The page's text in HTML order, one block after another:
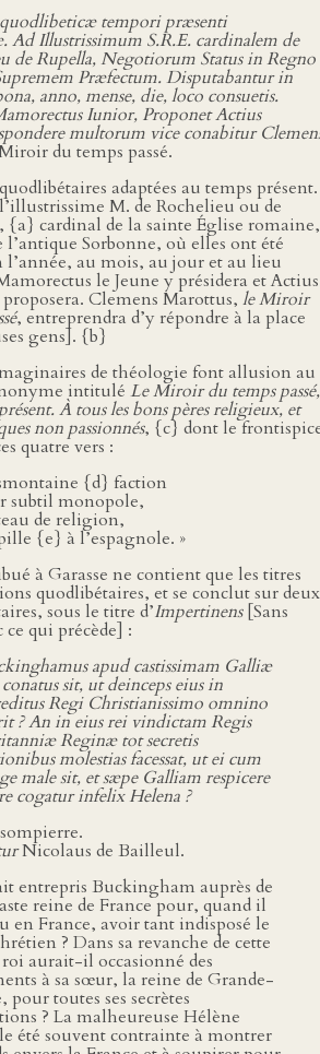
tempori præsenti
Ad Illustrissimum S.R.E. cardinalem de
de Rupella, Negotiorum Status in Regno
Præfectum. Disputabantur in
anno, mense, die, loco consuetis.
Iunior, Proponet Actius
multorum vice conabitur
du temps passé.
adaptées au temps présent.
l’illustrissime M. de Rochelieu ou de
{a} cardinal de la sainte Église romaine,
l’antique Sorbonne, où elles ont été
l’année, au mois, au jour et au lieu
le Jeune y présidera et Actius
proposera. Clemens Marottus, le Miroir
, entreprendra d’y répondre à la place
gens]. {b}
de théologie font allusion au
intitulé Le Miroir du temps passé,
À tous les bons pères religieux, et
non passionnés, {c} dont le
quatre vers :
{d} faction
subtil monopole,
de religion,
{e} à l’espagnole. »
à Garasse ne contient que les titres
quodlibétaires, et se conclut sur deux
sous le titre d’Impertinens[Sans
ce qui précède] :
apud castissimam Galliæ
sit, ut deinceps eius in
Regi Christianissimo omnino
? An in eius rei vindictam Regis
Reginæ tot secretis
molestias facessat, ut ei cum
male sit, et sæpe Galliam respicere
cogatur infelix Helena ?
Nicolaus de Bailleul.
entrepris Buckingham auprès de
reine de France pour, quand il
en France, avoir tant indisposé le
? Dans sa revanche de cette
aurait-il occasionné des
à sa sœur, la reine de Grande-
pour toutes ses secrètes
? La malheureuse Hélène
été souvent contrainte à montrer